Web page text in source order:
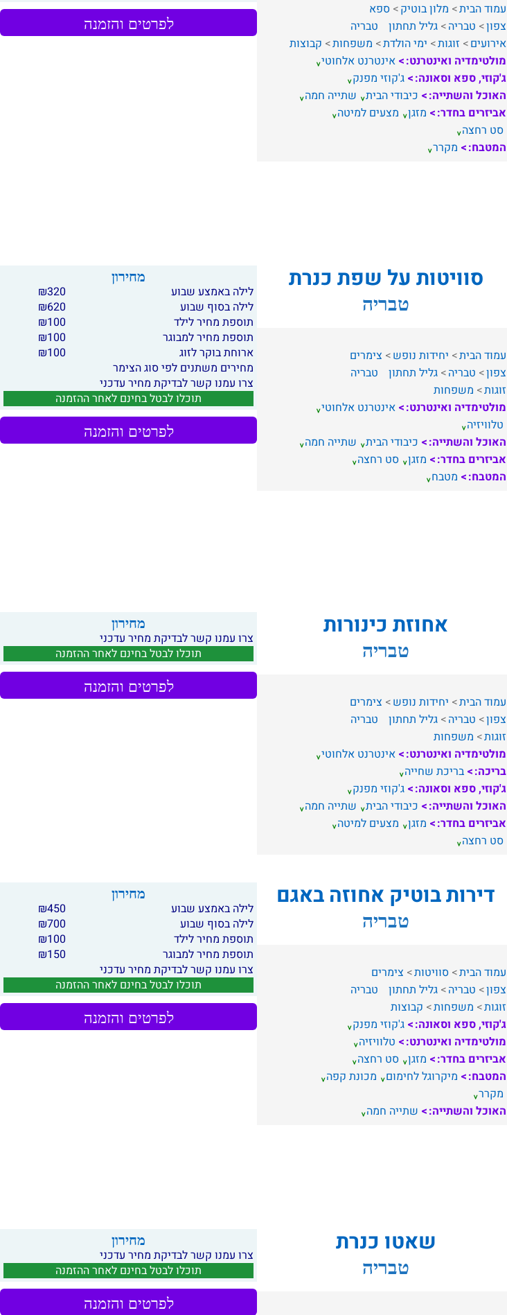
עמוד הבית מלון בוטיק
ספא
צפון
טבריה גליל תחתון
טבריה
אירועים
זוגות ימי הולדת משפחות
קבוצות
מולטימדיה ואינטרנט:
אינטרנט אלחוטי
ג'קוזי, ספא וסאונה:
ג'קוזי מפנק
האוכל והשתייה:
כיבודי הבית שתייה חמה
אביזרים בחדר:
מזגן מצעים למיטה
סט רחצה
המטבח:
מקרר
לפרטים והזמנה
סוויטות על שפת כנרת
טבריה
עמוד הבית יחידות נופש
צימרים
צפון
טבריה גליל תחתון
טבריה
זוגות
משפחות
מולטימדיה ואינטרנט:
אינטרנט אלחוטי
טלוויזיה
האוכל והשתייה:
כיבודי הבית שתייה חמה
אביזרים בחדר:
מזגן סט רחצה
המטבח:
מטבח
מחירון
לילה באמצע שבוע 320
₪
לילה בסוף שבוע
620
₪
תוספת מחיר לילד
100
₪
תוספת מחיר למבוגר
100
₪
ארוחת בוקר לזוג
100
₪
מחירים משתנים לפי סוג הצימר
צרו עמנו קשר לבדיקת מחיר עדכני
תוכלו לבטל בחינם לאחר ההזמנה
לפרטים והזמנה
אחוזת כינורות
טבריה
עמוד הבית יחידות נופש
צימרים
צפון
טבריה גליל תחתון
טבריה
זוגות
משפחות
מולטימדיה ואינטרנט:
אינטרנט אלחוטי
בריכה:
בריכת שחייה
ג'קוזי, ספא וסאונה:
ג'קוזי מפנק
האוכל והשתייה:
כיבודי הבית שתייה חמה
אביזרים בחדר:
מזגן מצעים למיטה
סט רחצה
מחירון
צרו עמנו קשר לבדיקת מחיר עדכני
תוכלו לבטל בחינם לאחר ההזמנה
לפרטים והזמנה
דירות בוטיק אחוזה באגם
טבריה
עמוד הבית סוויטות
צימרים
צפון
טבריה גליל תחתון
טבריה
זוגות
משפחות
קבוצות
ג'קוזי, ספא וסאונה:
ג'קוזי מפנק
מולטימדיה ואינטרנט:
טלוויזיה
אביזרים בחדר:
מזגן סט רחצה
המטבח:
מיקרוגל לחימום
מכונת קפה
מקרר
האוכל והשתייה:
שתייה חמה
מחירון
לילה באמצע שבוע 450
₪
לילה בסוף שבוע
700
₪
תוספת מחיר לילד
100
₪
תוספת מחיר למבוגר
150
₪
צרו עמנו קשר לבדיקת מחיר עדכני
תוכלו לבטל בחינם לאחר ההזמנה
לפרטים והזמנה
שאטו כנרת
טבריה
מחירון
צרו עמנו קשר לבדיקת מחיר עדכני
תוכלו לבטל בחינם לאחר ההזמנה
לפרטים והזמנה